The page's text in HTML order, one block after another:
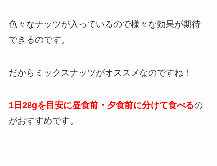
色々なナッツが入っているので様々な効果が期待
できるのです。
だからミックスナッツがオススメなのですね！
1日28gを目安に昼食前・夕食前に分けて食べるの
がおすすめです。